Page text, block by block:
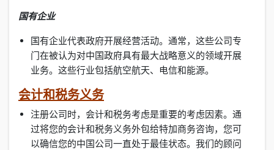
国有企业
国有企业代表政府开展经营活动。通常，这些公司专
门在被认为对中国政府具有最大战略意义的领域开展
业务。这些行业包括航空航天、电信和能源。
会计和税务义务
注册公司时，会计和税务考虑是重要的考虑因素。通
过将您的会计和税务义务外包给特加商务咨询，您可
以确信您的中国公司一直处于最佳状态。我们的顾问